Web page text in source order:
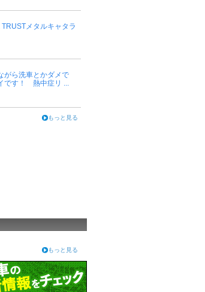
メタルキャタラ
がら洗車とかダメで
です！ 熱中症リ ...
もっと見る
もっと見る